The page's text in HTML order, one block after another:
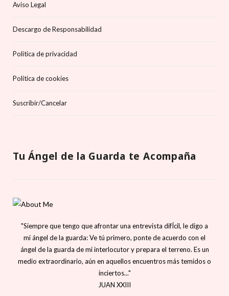
Aviso Legal
Descargo de Responsabilidad
Política de privacidad
Política de cookies
Suscríbir/Cancelar
Tu Ángel de la Guarda te Acompaña
"Siempre que tengo que afrontar una entrevista difÍcil, le digo a
mi ángel de la guarda: Ve tú primero, ponte de acuerdo con el
ángel de la guarda de mi interlocutor y prepara el terreno. Es un
medio extraordinario, aún en aquellos encuentros más temidos o
inciertos..."
JUAN XXIII